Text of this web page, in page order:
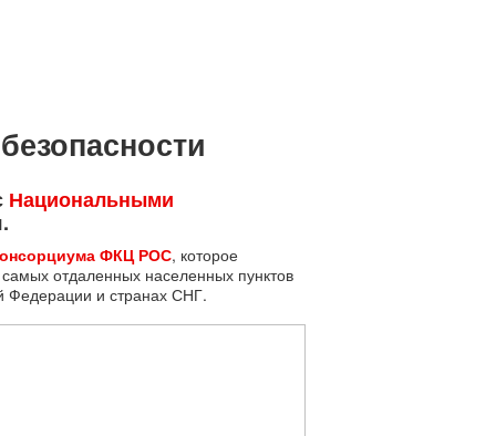
Национальными
ФКЦ РОС, которое
отдаленных населенных пунктов
Федерации и странах СНГ.